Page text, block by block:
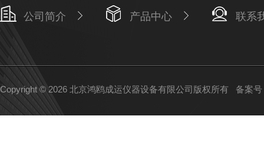
公司简介 产品中心 联系
Copyright © 2026 北京鸿鸥成运仪器设备有限公司版权所有 备案号